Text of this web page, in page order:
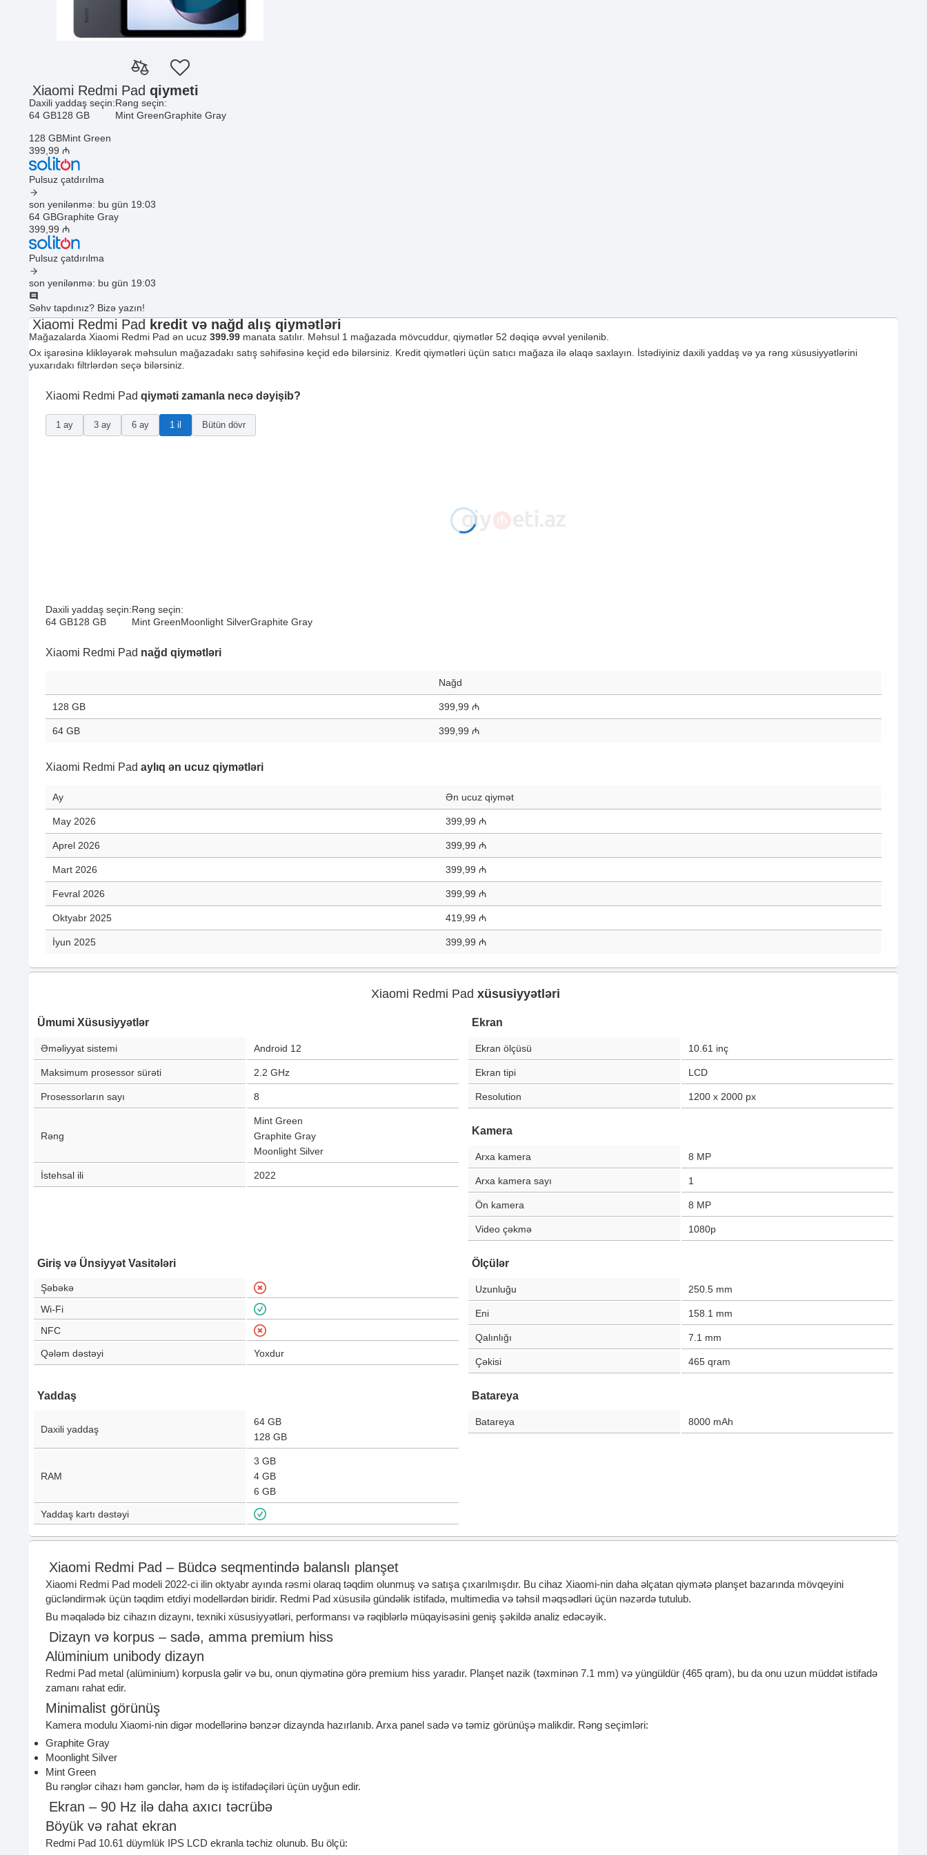
Xiaomi Redmi Pad qiymeti
Daxili yaddaş seçin:
64 GB128 GB
Rəng seçin:
Mint GreenGraphite Gray
128 GBMint Green
399 ,99 ₼
Pulsuz çatdırılma
son yenilənmə: bu gün 19:03
64 GBGraphite Gray
399 ,99 ₼
Pulsuz çatdırılma
son yenilənmə: bu gün 19:03
Səhv tapdınız? Bizə yazın!
Xiaomi Redmi Pad kredit və nağd alış qiymətləri
Mağazalarda Xiaomi Redmi Pad ən ucuz 399.99 manata satılır. Məhsul 1 mağazada mövcuddur, qiymətlər 52 dəqiqə əvvəl yenilənib.
Ox işarəsinə klikləyərək məhsulun mağazadakı satış səhifəsinə keçid edə bilərsiniz. Kredit qiymətləri üçün satıcı mağaza ilə əlaqə saxlayın. İstədiyiniz daxili yaddaş və ya rəng xüsusiyyətlərini
yuxarıdakı filtrlərdən seçə bilərsiniz.
Xiaomi Redmi Pad qiyməti zamanla necə dəyişib?
1 ay 3 ay 6 ay 1 il Bütün dövr
Daxili yaddaş seçin:
64 GB128 GB
Rəng seçin:
Mint GreenMoonlight SilverGraphite Gray
Xiaomi Redmi Pad nağd qiymətləri
Nağd
128 GB 399,99 ₼
64 GB 399,99 ₼
Xiaomi Redmi Pad aylıq ən ucuz qiymətləri
Ay Ən ucuz qiymət
May 2026 399,99 ₼
Aprel 2026 399,99 ₼
Mart 2026 399,99 ₼
Fevral 2026 399,99 ₼
Oktyabr 2025 419,99 ₼
İyun 2025 399,99 ₼
Xiaomi Redmi Pad xüsusiyyətləri
Ümumi Xüsusiyyətlər
Əməliyyat sistemi Android 12
Maksimum prosessor sürəti 2.2 GHz
Prosessorların sayı 8
Rəng
Mint Green
Graphite Gray
Moonlight Silver
İstehsal ili 2022
Ekran
Ekran ölçüsü 10.61 inç
Ekran tipi LCD
Resolution 1200 x 2000 px
Kamera
Arxa kamera 8 MP
Arxa kamera sayı 1
Ön kamera 8 MP
Video çəkmə 1080p
Giriş və Ünsiyyət Vasitələri
Şəbəkə
Wi-Fi
NFC
Qələm dəstəyi Yoxdur
Ölçülər
Uzunluğu 250.5 mm
Eni 158.1 mm
Qalınlığı 7.1 mm
Çəkisi 465 qram
Yaddaş
Daxili yaddaş
64 GB
128 GB
RAM
3 GB
4 GB
6 GB
Yaddaş kartı dəstəyi
Batareya
Batareya 8000 mAh
Xiaomi Redmi Pad – Büdcə seqmentində balanslı planşet
Xiaomi Redmi Pad modeli 2022-ci ilin oktyabr ayında rəsmi olaraq təqdim olunmuş və satışa çıxarılmışdır. Bu cihaz Xiaomi-nin daha əlçatan qiymətə planşet bazarında mövqeyini
gücləndirmək üçün təqdim etdiyi modellərdən biridir. Redmi Pad xüsusilə gündəlik istifadə, multimedia və təhsil məqsədləri üçün nəzərdə tutulub.
Bu məqalədə biz cihazın dizaynı, texniki xüsusiyyətləri, performansı və rəqiblərlə müqayisəsini geniş şəkildə analiz edəcəyik.
Dizayn və korpus – sadə, amma premium hiss
Alüminium unibody dizayn
Redmi Pad metal (alüminium) korpusla gəlir və bu, onun qiymətinə görə premium hiss yaradır. Planşet nazik (təxminən 7.1 mm) və yüngüldür (465 qram), bu da onu uzun müddət istifadə
zamanı rahat edir.
Minimalist görünüş
Kamera modulu Xiaomi-nin digər modellərinə bənzər dizaynda hazırlanıb. Arxa panel sadə və təmiz görünüşə malikdir. Rəng seçimləri:
Graphite Gray
Moonlight Silver
Mint Green
Bu rənglər cihazı həm gənclər, həm də iş istifadəçiləri üçün uyğun edir.
Ekran – 90 Hz ilə daha axıcı təcrübə
Böyük və rahat ekran
Redmi Pad 10.61 düymlük IPS LCD ekranla təchiz olunub. Bu ölçü: